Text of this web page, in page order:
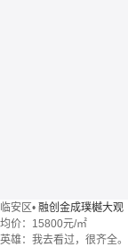
临安区• 融创金成璞樾大观
均价： 15800元/㎡
英雄：我去看过，很齐全。